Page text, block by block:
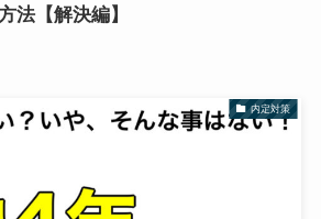
法【解決編】
内定対策